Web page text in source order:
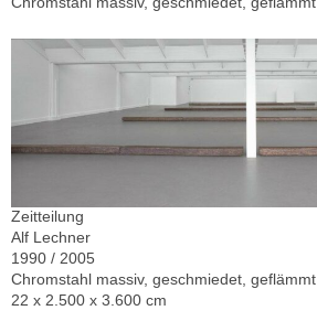
Zeitteilung
Alf Lechner
1990 / 2005
Chromstahl massiv, geschmiedet, geflämmt
22 x 2.500 x 3.600 cm